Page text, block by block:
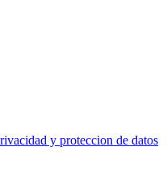
y proteccion de datos